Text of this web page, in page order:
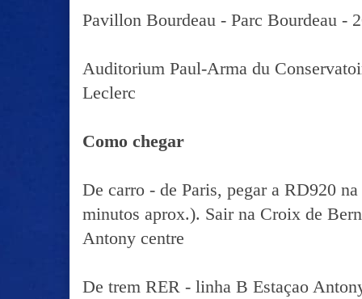
Pavillon Bourdeau - Parc Bourdeau -
Auditorium Paul-Arma du
Leclerc
Como chegar
De carro - de Paris, pegar a RD920
minutos aprox.). Sair na Croix de
Antony centre
De trem RER - linha B Estaçao